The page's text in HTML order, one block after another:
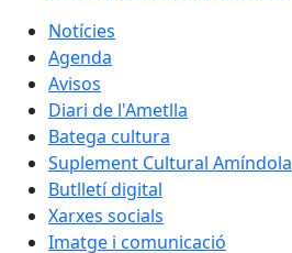
Notícies
Agenda
Avisos
Diari de l'Ametlla
Batega cultura
Suplement Cultural Amíndola
Butlletí digital
Xarxes socials
Imatge i comunicació